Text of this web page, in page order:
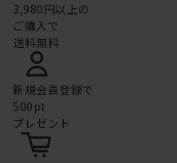
3,980円以上の
ご購入で
送料無料
新規会員登録で
500pt
プレゼント